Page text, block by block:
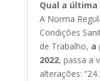
Qual a última
A Norma
Condições
de Trabalho, a
2022, passa a
alterações: